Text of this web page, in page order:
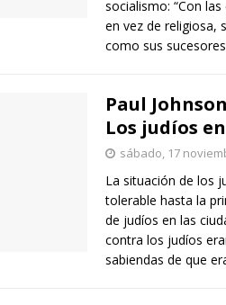
socialismo: “Con
en vez de religiosa,
como sus
Paul
Los judíos
sábado, 17
La situación de los
tolerable hasta la
de judíos en las
contra los judíos
sabiendas de que